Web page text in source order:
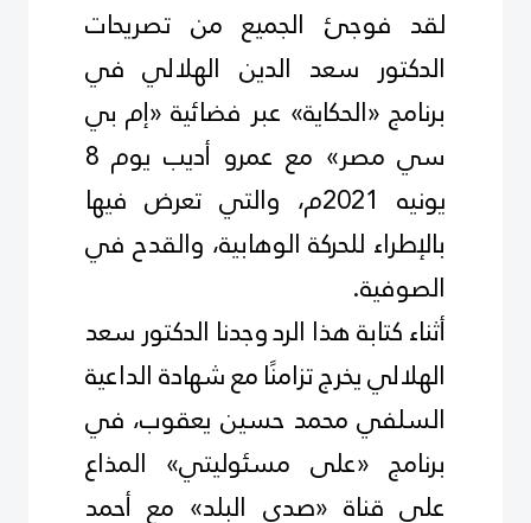
لقد فوجئ الجميع من تصريحات
الدكتور سعد الدين الهلالي في
برنامج «الحكاية» عبر فضائية «إم بي
سي مصر» مع عمرو أديب يوم 8
يونيه 2021م، والتي تعرض فيها
بالإطراء للحركة الوهابية، والقدح في
الصوفية.
أثناء كتابة هذا الرد وجدنا الدكتور سعد
الهلالي يخرج تزامنًا مع شهادة الداعية
السلفي محمد حسين يعقوب، في
برنامج «على مسئوليتي» المذاع
على قناة «صدى البلد» مع أحمد